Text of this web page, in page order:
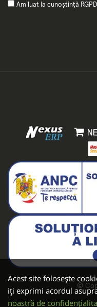
Acest site folosește
iți exprimi acordul
noastră de
Am luat la cunoștință RGPD
©